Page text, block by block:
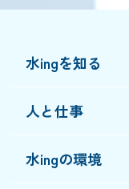
水ingを知る
人と仕事
水ingの環境